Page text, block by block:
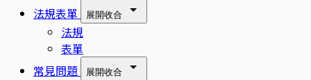
法規表單
展開收合
法規
表單
常見問題
展開收合